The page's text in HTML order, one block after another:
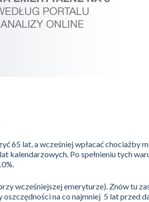
65 lat, a wcześniej wpłacać chociażby
kalendarzowych. Po spełnieniu tych
wcześniejszej emeryturze). Znów tu
na co najmniej 5 lat przed